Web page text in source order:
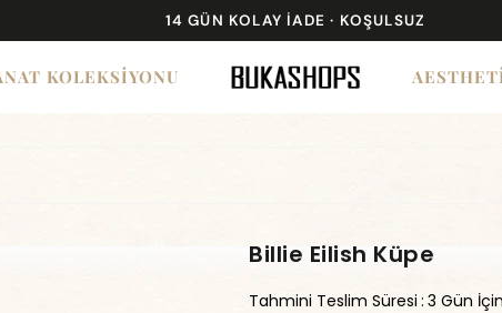
14 GÜN KOLAY İADE · KOŞULSUZ
KOLEKSİYONU
Billie Eilish Küpe
Tahmini Teslim Süresi : 3 Gün